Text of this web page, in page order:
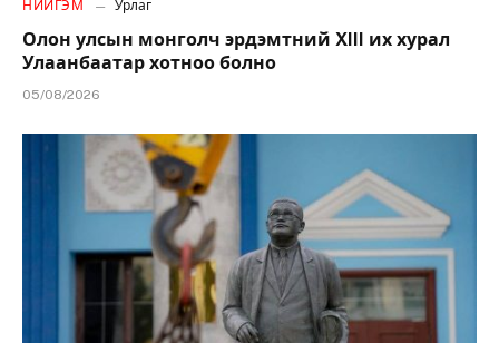
НИЙГЭМ Урлаг
Олон улсын монголч эрдэмтний XIII их хурал
Улаанбаатар хотноо болно
05/08/2026